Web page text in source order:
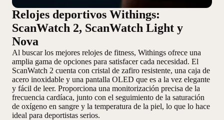
Relojes deportivos Withings:
ScanWatch 2, ScanWatch Light y
Nova
Al buscar los mejores relojes de fitness, Withings ofrece una
amplia gama de opciones para satisfacer cada necesidad. El
ScanWatch 2 cuenta con cristal de zafiro resistente, una caja de
acero inoxidable y una pantalla OLED que es a la vez elegante
y fácil de leer. Proporciona una monitorización precisa de la
frecuencia cardíaca, junto con el seguimiento de la saturación
de oxígeno en sangre y la temperatura de la piel, lo que lo hace
ideal para deportistas serios.